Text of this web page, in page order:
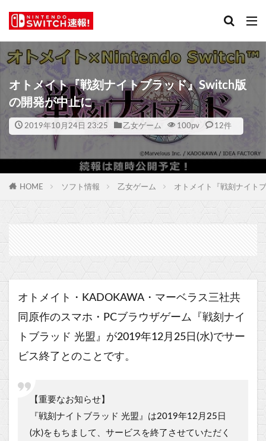
オトメイト『戦刻ナイトブラッド』Switch版
の開発が中止に
2019年10月24日 23:25 乙女ゲーム 100pv 12件
HOME ソフト情報 乙女ゲーム オトメイト『戦刻ナイト
オトメイト・KADOKAWA・マーベラス三社共
同原作のスマホ・PCブラウザゲーム『戦刻ナイ
トブラッド 光盟』が2019年12月25日(水)でサー
ビス終了とのことです。
【重要なお知らせ】
『戦刻ナイトブラッド 光盟』は2019年12月25日
(水)をもちまして、サービスを終了させていただく